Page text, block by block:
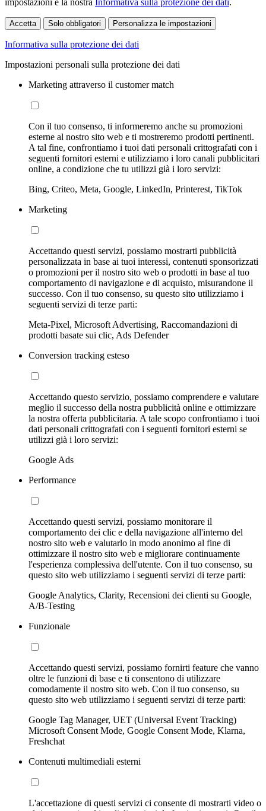
Accetta Solo obbligatori Personalizza le impostazioni
Informativa sulla protezione dei dati
Impostazioni personali sulla protezione dei dati
Marketing attraverso il customer match
Con il tuo consenso, ti informeremo anche su promozioni
esterne al nostro sito web e ti mostreremo prodotti pertinenti.
A tal fine, confrontiamo i tuoi dati personali crittografati con i
seguenti fornitori esterni e utilizziamo i loro canali pubblicitari
online, a condizione che tu utilizzi già i loro servizi:
Bing, Criteo, Meta, Google, LinkedIn, Printerest, TikTok
Marketing
Accettando questi servizi, possiamo mostrarti pubblicità
personalizzata in base ai tuoi interessi, contenuti sponsorizzati
o promozioni per il nostro sito web o prodotti in base al tuo
comportamento di navigazione e di acquisto, misurandone il
successo. Con il tuo consenso, su questo sito utilizziamo i
seguenti servizi di terze parti:
Meta-Pixel, Microsoft Advertising, Raccomandazioni di
prodotti basate sui clic, Ads Defender
Conversion tracking esteso
Accettando questo servizio, possiamo comprendere e valutare
meglio il successo della nostra pubblicità online e ottimizzare
la nostra offerta pubblicitaria. A tale scopo confrontiamo i tuoi
dati personali crittografati con i seguenti fornitori esterni se
utilizzi già i loro servizi:
Google Ads
Performance
Accettando questi servizi, possiamo monitorare il
comportamento dei clic e della navigazione all'interno del
nostro sito web e valutarlo in modo anonimo al fine di
ottimizzare il nostro sito web e migliorare continuamente
l'esperienza complessiva dell'utente. Con il tuo consenso, su
questo sito web utilizziamo i seguenti servizi di terze parti:
Google Analytics, Clarity, Recensioni dei clienti su Google,
A/B-Testing
Funzionale
Accettando questi servizi, possiamo fornirti feature che vanno
oltre le funzioni di base e ti consentono di utilizzare
comodamente il nostro sito web. Con il tuo consenso, su
questo sito web utilizziamo i seguenti servizi di terze parti:
Google Tag Manager, UET (Universal Event Tracking)
Microsoft Consent Mode, Google Consent Mode, Klarna,
Freshchat
Contenuti multimediali esterni
L'accettazione di questi servizi ci consente di mostrarti video o